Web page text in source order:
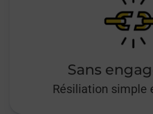
Sans
Résiliation simple